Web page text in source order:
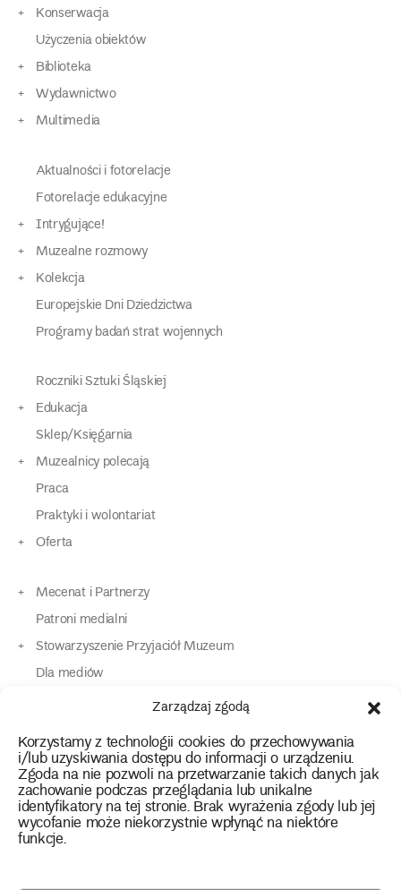
Zarządzaj zgodą
Korzystamy z technologii cookies do przechowywania
i/lub uzyskiwania dostępu do informacji o urządzeniu.
Zgoda na nie pozwoli na przetwarzanie takich danych jak
zachowanie podczas przeglądania lub unikalne
identyfikatory na tej stronie. Brak wyrażenia zgody lub jej
wycofanie może niekorzystnie wpłynąć na niektóre
funkcje.
Konserwacja
Użyczenia obiektów
Biblioteka
Wydawnictwo
Multimedia
Aktualności i fotorelacje
Fotorelacje edukacyjne
Intrygujące!
Muzealne rozmowy
Kolekcja
Europejskie Dni Dziedzictwa
Programy badań strat wojennych
Roczniki Sztuki Śląskiej
Edukacja
Sklep/Księgarnia
Muzealnicy polecają
Praca
Praktyki i wolontariat
Oferta
Mecenat i Partnerzy
Patroni medialni
Stowarzyszenie Przyjaciół Muzeum
Dla mediów
Dla osób o specjalnych potrzebach
Kontakt
instagram
twitterfacebookyoutube
tiktok
Polityka prywatności